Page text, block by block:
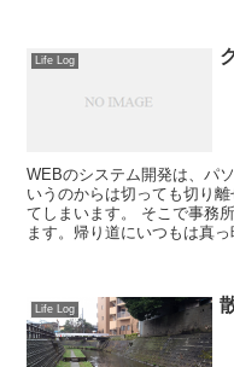
Life Log
WEBのシステム開発は、パ
いうのからは切っても切り
てしまいます。 そこで事務
ます。帰り道にいつもは真
Life Log